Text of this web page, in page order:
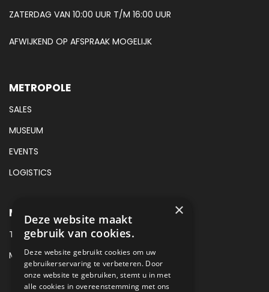
ZATERDAG VAN 10:00 UUR T/M 16:00 UUR
AFWIJKEND OP AFSPRAAK MOGELIJK
METROPOLE
SALES
MUSEUM
EVENTS
LOGISTICS
METROPOLE SALES CONTACT
TEL:+31 (0) 88 425 94 00
MAIL:SALES@METROPOLE.NL
×
Deze website maakt
gebruik van cookies.
Deze website gebruikt cookies om uw
gebruikerservaring te verbeteren. Door
onze website te gebruiken, stemt u in met
alle cookies in overeenstemming met ons